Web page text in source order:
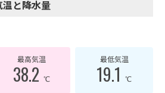
と降水量
最高気温
38.2 ℃
最低気温
19.1℃